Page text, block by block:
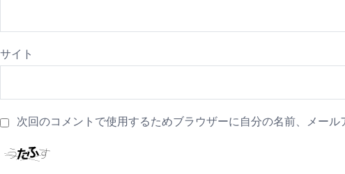
サイト
次回のコメントで使用するためブラウザーに自分の名前、メール